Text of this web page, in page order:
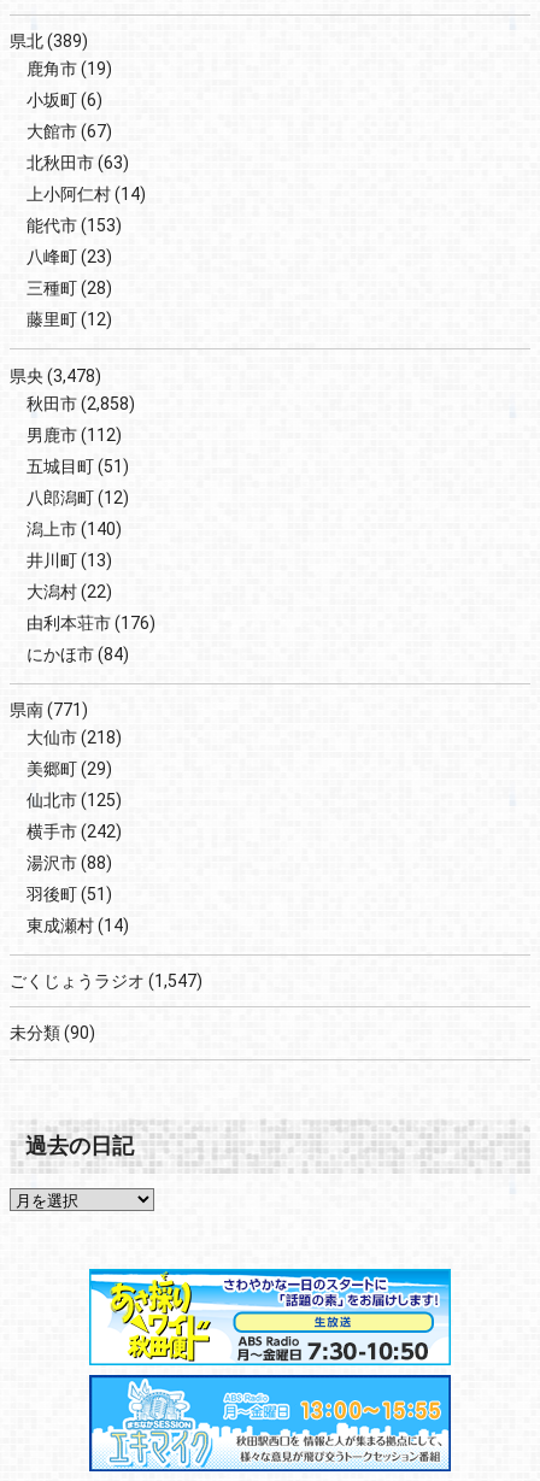
県北(389)
鹿角市(19)
小坂町(6)
大館市(67)
北秋田市(63)
上小阿仁村(14)
能代市(153)
八峰町(23)
三種町(28)
藤里町(12)
県央 (3,478)
秋田市(2,858)
男鹿市(112)
五城目町(51)
八郎潟町(12)
潟上市(140)
井川町(13)
大潟村(22)
由利本荘市(176)
にかほ市(84)
県南(771)
大仙市(218)
美郷町(29)
仙北市(125)
横手市(242)
湯沢市(88)
羽後町(51)
東成瀬村(14)
ごくじょうラジオ (1,547)
未分類(90)
過去の日記